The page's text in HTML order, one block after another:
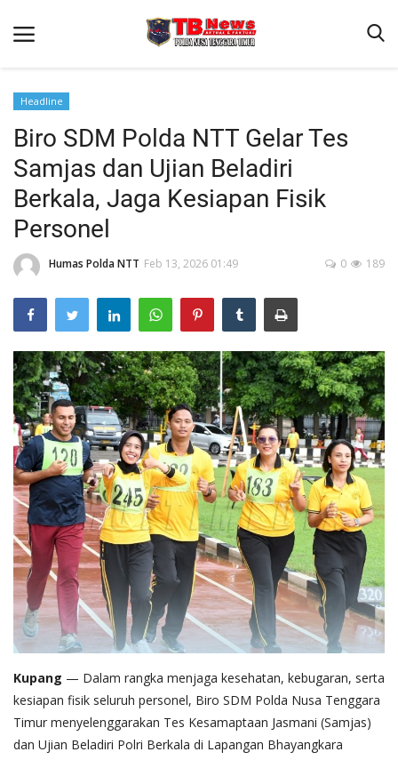
Beranda
Binkam
Terms & Conditions
Reskrim
Lantas
Polisi Kita
Mitra Polisi
Giat Ops
Link Polda NTT
Headline
Biro SDM Polda NTT Gelar Tes
Samjas dan Ujian Beladiri
Berkala, Jaga Kesiapan Fisik
Personel
Humas Polda NTT Feb 13, 2026 01:49 189
0
Kupang — Dalam rangka menjaga kesehatan, kebugaran, serta
kesiapan fisik seluruh personel, Biro SDM Polda Nusa Tenggara
Timur menyelenggarakan Tes Kesamaptaan Jasmani (Samjas)
dan Ujian Beladiri Polri Berkala di Lapangan Bhayangkara